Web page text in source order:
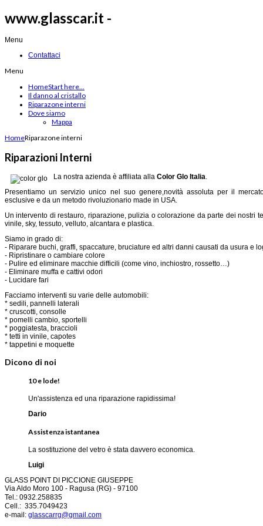
www.glasscar.it -
Menu
Contattaci
Menu
HomeStart here...
Il danno al cristallo
Riparazone interni
Dove siamo
Mappa
HomeRiparazone interni
Riparazioni Interni
La nostra azienda è affiliata alla Color Glo Italia.
Presentiamo un servizio unico nel suo genere,novità assoluta per il
esclusive e da un metodo rivoluzionario made in USA.
Un intervento di restauro, riparazione, pulizia o colorazione da parte dei nostri
vinile, sky, tessuto, velluto, alcantara e plastica.
Siamo in grado di:
- Riparare buchi, graffi, spaccature, bruciature ed altri danni causati da usura e
- Ripristinare o cambiare colore
- Pulire ed eliminare macchie difficili (come vino, inchiostro, rossetto…)
- Eliminare muffa e cattivi odori
- Lucidare fari
Facciamo interventi su varie delle automobili:
* sedili, pannelli laterali
* cruscotti, consolle
* pomelli cambio, sportelli
* poggiatesta, braccioli
* tetti in vinile, capotes
* tappetini e moquette
Dicono di noi
10 e lode!
Un'assistenza ed una riparazione rapidissima!
Dario
Assistenza istantanea
La sostituzione del vetro è stata davvero economica.
Luigi
GLASS POINT DI PICCIONE GIUSEPPE
Via Aldo Moro 100 - Ragusa (RG) - 97100
Tel.: 0932.258835
Cell.: 335.7049423
e-mail: glasscarrg@gmail.com